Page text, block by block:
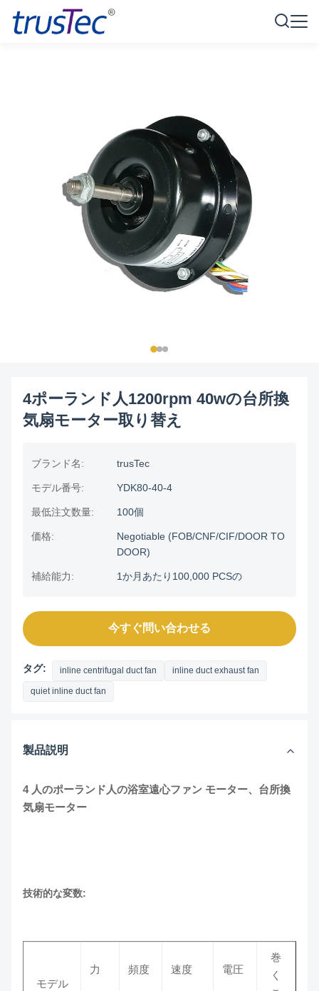
4ポーランド人1200rpm 40wの台所換
気扇モーター取り替え
ブランド名: trusTec
モデル番号: YDK80-40-4
最低注文数量: 100個
価格:
Negotiable (FOB/CNF/CIF/DOOR TO
DOOR)
補給能力: 1か月あたり100,000 PCSの
今すぐ問い合わせる
タグ: inline centrifugal duct fan inline duct exhaust fan
quiet inline duct fan
製品説明
4 人のポーランド人の浴室遠心ファン モーター、台所換
気扇モーター
技術的な変数:
モデル
力 頻度 速度 電圧
巻
く